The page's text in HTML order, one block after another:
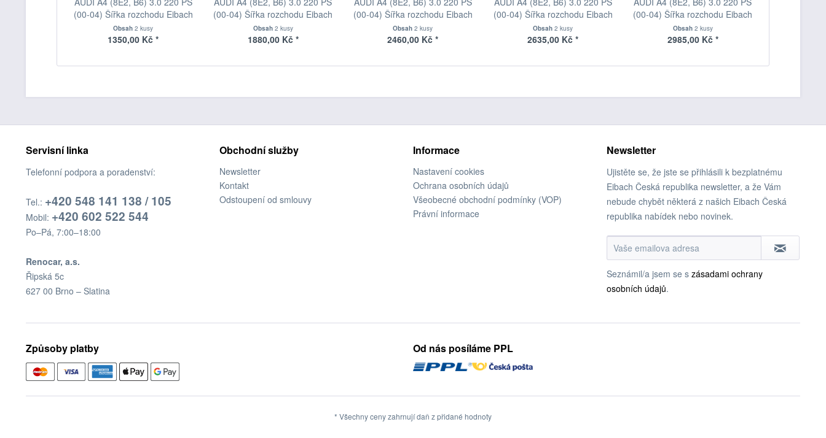
(00-04) Šířka rozchodu Eibach
Pro-Spacer S90-1-05-016
System1 Tloušťka 5mm
Obsah2 kusy
1350,00 Kč *
(00-04) Šířka rozchodu Eibach
Pro-Spacer S90-1-08-002
System1 Tloušťka 8mm
Obsah 2 kusy
1880,00 Kč *
(00-04) Šířka rozchodu Eibach
Pro-Spacer S90-2-10-027
System2 Tloušťka 10mm
Obsah2 kusy
2460,00 Kč *
(00-04) Šířka rozchodu Eibach
Pro-Spacer S90-2-12-003
System2 Tloušťka 12mm
Obsah2 kusy
2635,00 Kč *
(00-04) Šířka rozchodu Eibach
Pro-Spacer S90-2-15-013
System2 Tloušťka 15mm
Obsah 2 kusy
2985,00 Kč *
Servisní linka
Telefonní podpora a poradenství:
Tel.: +420 548 141 138 / 105
Mobil: +420 602 522 544
Po–Pá, 7:00–18:00
Renocar, a.s.
Řipská 5c
627 00 Brno – Slatina
Obchodní služby
Newsletter
Kontakt
Odstoupení od smlouvy
Informace
Nastavení cookies
Ochrana osobních údajů
Všeobecné obchodní podmínky (VOP)
Právní informace
Newsletter
Ujistěte se, že jste se přihlásili k bezplatnému
Eibach Česká republika newsletter, a že Vám
nebude chybět některá z našich Eibach Česká
republika nabídek nebo novinek.
Seznámil/a jsem se s zásadami ochrany
osobních údajů.
Způsoby platby Od nás posíláme PPL
* Všechny ceny zahrnují daň z přidané hodnoty